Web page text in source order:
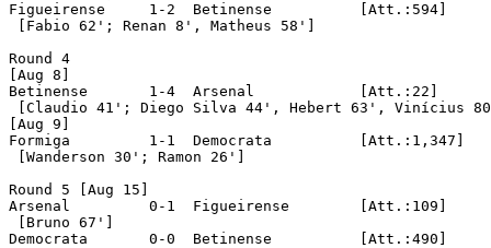
Figueirense	1-2  Betinense		[Att.:594]
[Fabio 62'; Renan 8', Matheus 58']
Round 4
[Aug 8]
Betinense	1-4  Arsenal		[Att.:22]
[Claudio 41'; Diego Silva 44', Hebert 63',
[Aug 9]
Formiga		1-1  Democrata		[Att.:1,347]
[Wanderson 30'; Ramon 26']
Round 5 [Aug 15]
Arsenal		0-1  Figueirense	[Att.:109]
[Bruno 67']
Democrata	0-0  Betinense		[Att.:490]